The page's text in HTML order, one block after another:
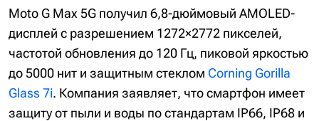
Moto G Max 5G получил 6,8-дюймовый AMOLED-
дисплей с разрешением 1272×2772 пикселей,
частотой обновления до 120 Гц, пиковой яркостью
до 5000 нит и защитным стеклом Corning Gorilla
Glass 7i. Компания заявляет, что смартфон имеет
защиту от пыли и воды по стандартам IP66, IP68 и